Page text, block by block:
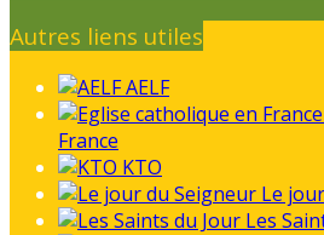
Autres liens utiles
AELF
France
KTO
Le
Les